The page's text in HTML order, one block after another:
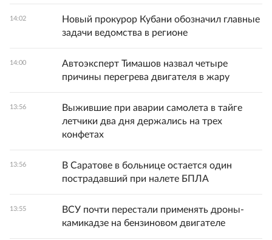
14:02
Новый прокурор Кубани обозначил главные
задачи ведомства в регионе
14:00
Автоэксперт Тимашов назвал четыре
причины перегрева двигателя в жару
13:56
Выжившие при аварии самолета в тайге
летчики два дня держались на трех
конфетах
13:56
В Саратове в больнице остается один
пострадавший при налете БПЛА
13:55
ВСУ почти перестали применять дроны-
камикадзе на бензиновом двигателе